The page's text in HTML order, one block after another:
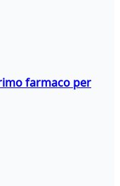
farmaco per